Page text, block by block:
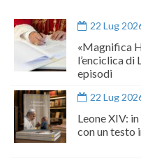
22 Lug
«Magnifica
l’enciclica di
episodi
22 Lug
Leone XIV:
con un testo